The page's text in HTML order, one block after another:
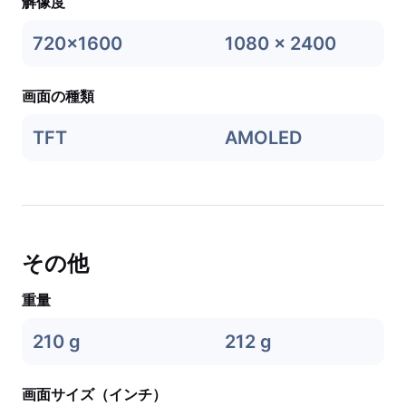
720x1600 1080 x 2400
画面の種類
TFT AMOLED
その他
重量
210 g 212 g
画面サイズ（インチ）